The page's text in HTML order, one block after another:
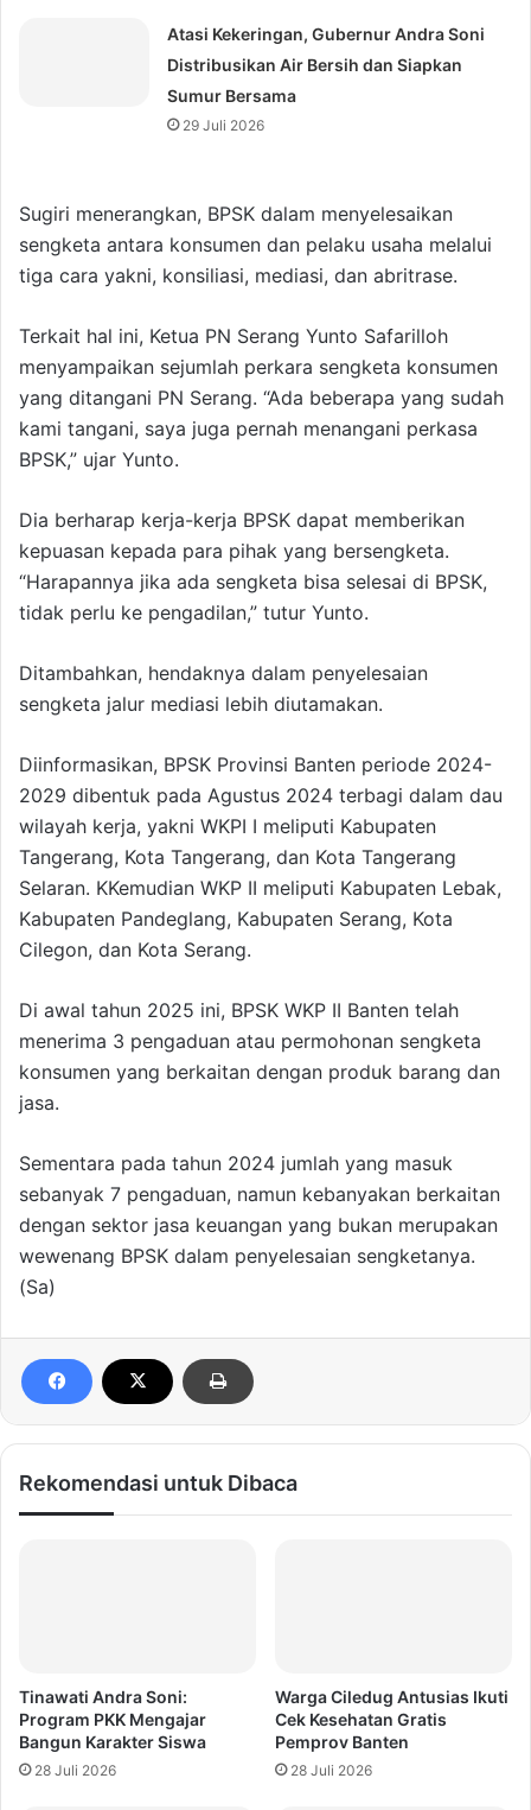
Atasi Kekeringan, Gubernur Andra Soni
Distribusikan Air Bersih dan Siapkan
Sumur Bersama
29 Juli 2026
Sugiri menerangkan, BPSK dalam menyelesaikan
sengketa antara konsumen dan pelaku usaha melalui
tiga cara yakni, konsiliasi, mediasi, dan abritrase.
Terkait hal ini, Ketua PN Serang Yunto Safarilloh
menyampaikan sejumlah perkara sengketa konsumen
yang ditangani PN Serang. “Ada beberapa yang sudah
kami tangani, saya juga pernah menangani perkasa
BPSK,” ujar Yunto.
Dia berharap kerja-kerja BPSK dapat memberikan
kepuasan kepada para pihak yang bersengketa.
“Harapannya jika ada sengketa bisa selesai di BPSK,
tidak perlu ke pengadilan,” tutur Yunto.
Ditambahkan, hendaknya dalam penyelesaian
sengketa jalur mediasi lebih diutamakan.
Diinformasikan, BPSK Provinsi Banten periode 2024-
2029 dibentuk pada Agustus 2024 terbagi dalam dau
wilayah kerja, yakni WKPI I meliputi Kabupaten
Tangerang, Kota Tangerang, dan Kota Tangerang
Selaran. KKemudian WKP II meliputi Kabupaten Lebak,
Kabupaten Pandeglang, Kabupaten Serang, Kota
Cilegon, dan Kota Serang.
Di awal tahun 2025 ini, BPSK WKP II Banten telah
menerima 3 pengaduan atau permohonan sengketa
konsumen yang berkaitan dengan produk barang dan
jasa.
Sementara pada tahun 2024 jumlah yang masuk
sebanyak 7 pengaduan, namun kebanyakan berkaitan
dengan sektor jasa keuangan yang bukan merupakan
wewenang BPSK dalam penyelesaian sengketanya.
(Sa)
Rekomendasi untuk Dibaca
Tinawati Andra Soni:
Program PKK Mengajar
Bangun Karakter Siswa
28 Juli 2026
Warga Ciledug Antusias Ikuti
Cek Kesehatan Gratis
Pemprov Banten
28 Juli 2026